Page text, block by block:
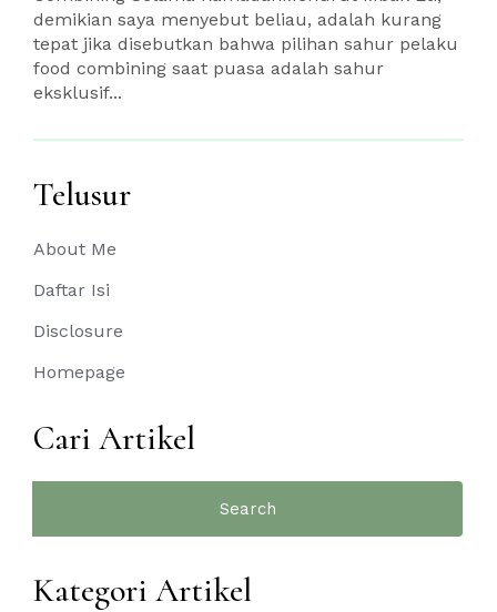
demikian saya menyebut beliau, adalah kurang
tepat jika disebutkan bahwa pilihan sahur pelaku
food combining saat puasa adalah sahur
eksklusif...
Telusur
About Me
Daftar Isi
Disclosure
Homepage
Cari Artikel
Kategori Artikel